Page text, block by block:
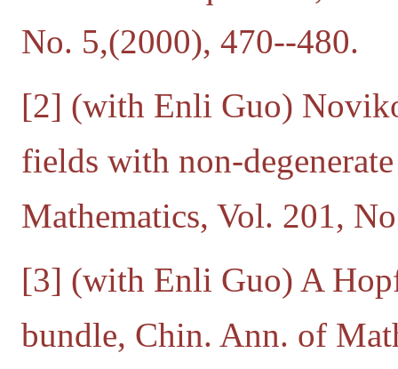
No. 5,(2000), 470--480.
[2] (with Enli Guo)
fields with non-
Mathematics, Vol. 201,
[3] (with Enli Guo) A
bundle, Chin. Ann. of